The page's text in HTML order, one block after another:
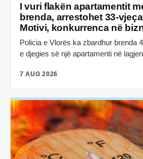
I vuri flakën apartamentit
brenda, arrestohet 33-
Motivi, konkurrenca në
Policia e Vlorës ka zbardhur brenda
e djegies së një apartamenti në
7 AUG 2026